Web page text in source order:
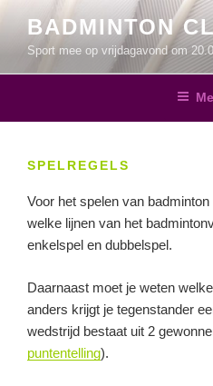
inhoud
BADMINTON
Sport mee op vrijdagavond om
SPELREGELS
Voor het spelen van
welke lijnen van het
enkelspel en dubbelspel.
Daarnaast moet je weten welke
anders krijgt je tegenstander
wedstrijd bestaat uit 2
puntentelling).